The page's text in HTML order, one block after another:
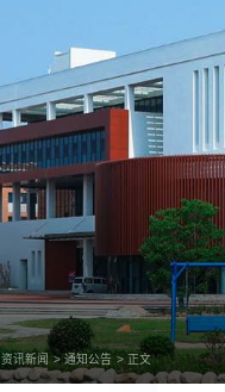
资讯新闻 > 通知公告 > 正文